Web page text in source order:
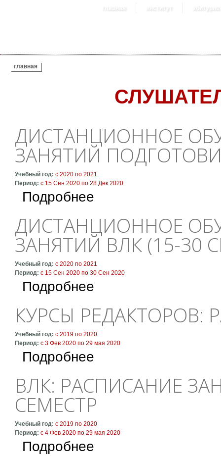
главная институт
ВЫ ЗДЕСЬ
главная
ДИСТАНЦИОННОЕ
ЗАНЯТИЙ
Учебный год: с 2020по 2021
Период: с 15 Сен 2020по 28 Дек 2020
Подробнее
ДИСТАНЦИОННОЕ
ЗАНЯТИЙ ВЛК (15-30
Учебный год: с 2020по 2021
Период: с 15 Сен 2020по 30 Сен 2020
Подробнее
КУРСЫ РЕДАКТОРОВ:
Учебный год: с 2019по 2020
Период: с 3 Фев 2020по 29 мая 2020
Подробнее
ВЛК: РАСПИСАНИЕ
СЕМЕСТР
Учебный год: с 2019по 2020
Период: с 4 Фев 2020по 29 мая 2020
Подробнее